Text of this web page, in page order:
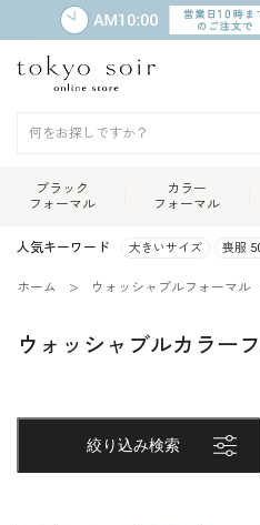
ブラック
フォーマル
カラー
フォーマル
人気キーワード 大きいサイズ 喪服
ホーム ウォッシャブルフォーマル
ウォッシャブルカラー
絞り込み検索